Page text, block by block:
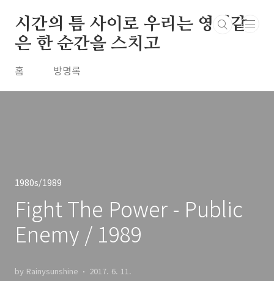
시간의 틈 사이로 우리는 영원같
은 한 순간을 스치고
홈 방명록
1980s/1989
Fight The Power - Public
Enemy / 1989
by Rainysunshine 2017. 6. 11.